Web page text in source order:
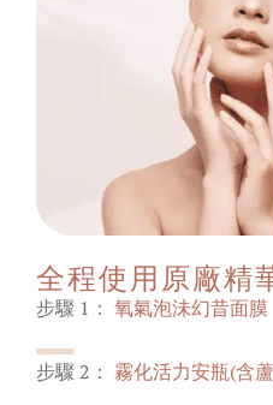
全程使用原廠精
步驟 1： 氧氣泡沬幻昔面膜
步驟 2： 霧化活力安瓶(含